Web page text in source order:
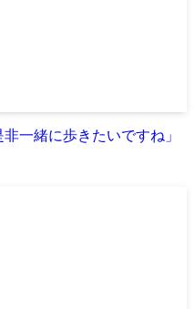
一緒に歩きたいですね」